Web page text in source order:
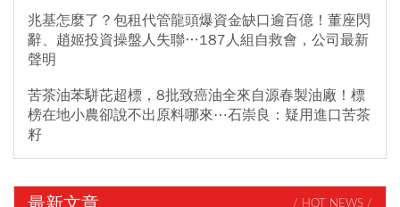
兆基怎麼了？包租代管龍頭爆資金缺口逾百億！董座閃
辭、趙姬投資操盤人失聯…187人組自救會，公司最新
聲明
苦茶油苯駢芘超標，8批致癌油全來自源春製油廠！標
榜在地小農卻說不出原料哪來⋯石崇良：疑用進口苦茶
籽
/ HOT NEWS /